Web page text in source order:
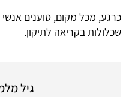
כרגע, מכל מקום, טוענים אנשי
שכלולות בקריאה לתיקון.
גיל